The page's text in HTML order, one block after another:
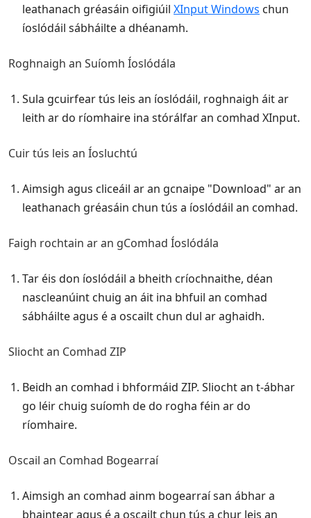
leathanach gréasáin oifigiúil XInput Windows chun
íoslódáil sábháilte a dhéanamh.
Roghnaigh an Suíomh Íoslódála
Sula gcuirfear tús leis an íoslódáil, roghnaigh áit ar
leith ar do ríomhaire ina stórálfar an comhad XInput.
Cuir tús leis an Íosluchtú
Aimsigh agus cliceáil ar an gcnaipe "Download" ar an
leathanach gréasáin chun tús a íoslódáil an comhad.
Faigh rochtain ar an gComhad Íoslódála
Tar éis don íoslódáil a bheith críochnaithe, déan
nascleanúint chuig an áit ina bhfuil an comhad
sábháilte agus é a oscailt chun dul ar aghaidh.
Sliocht an Comhad ZIP
Beidh an comhad i bhformáid ZIP. Sliocht an t-ábhar
go léir chuig suíomh de do rogha féin ar do
ríomhaire.
Oscail an Comhad Bogearraí
Aimsigh an comhad ainm bogearraí san ábhar a
bhaintear agus é a oscailt chun tús a chur leis an